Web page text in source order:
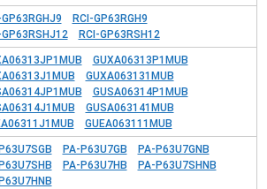
GP63RGHJ9
RCI-GP63RGH9
GP63RSHJ12
RCI-GP63RSH12
GUXA06313P1MUB
GUXA063131MUB
GUSA06314P1MUB
GUSA063141MUB
GUEA063111MUB
PA-P63U7GB
PA-P63U7GNB
PA-P63U7HB
PA-P63U7SHNB